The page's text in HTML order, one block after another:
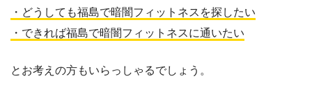
・どうしても福島で暗闇フィットネスを探したい
・できれば福島で暗闇フィットネスに通いたい
とお考えの方もいらっしゃるでしょう。